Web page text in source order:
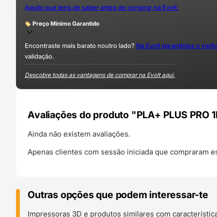
Aquilo que tens de saber antes de comprar na Evolt.
Preço Mínimo Garantido
Encontraste mais barato noutro lado? Na Evolt garantimos o
validação.
Descobre todas as vantagens de comprar na Evolt aqui.
Avaliações do produto "PLA+ PLUS PRO
Ainda não existem avaliações.
Apenas clientes com sessão iniciada que compraram
Outras opções que podem interessar-te
Impressoras 3D e produtos similares com